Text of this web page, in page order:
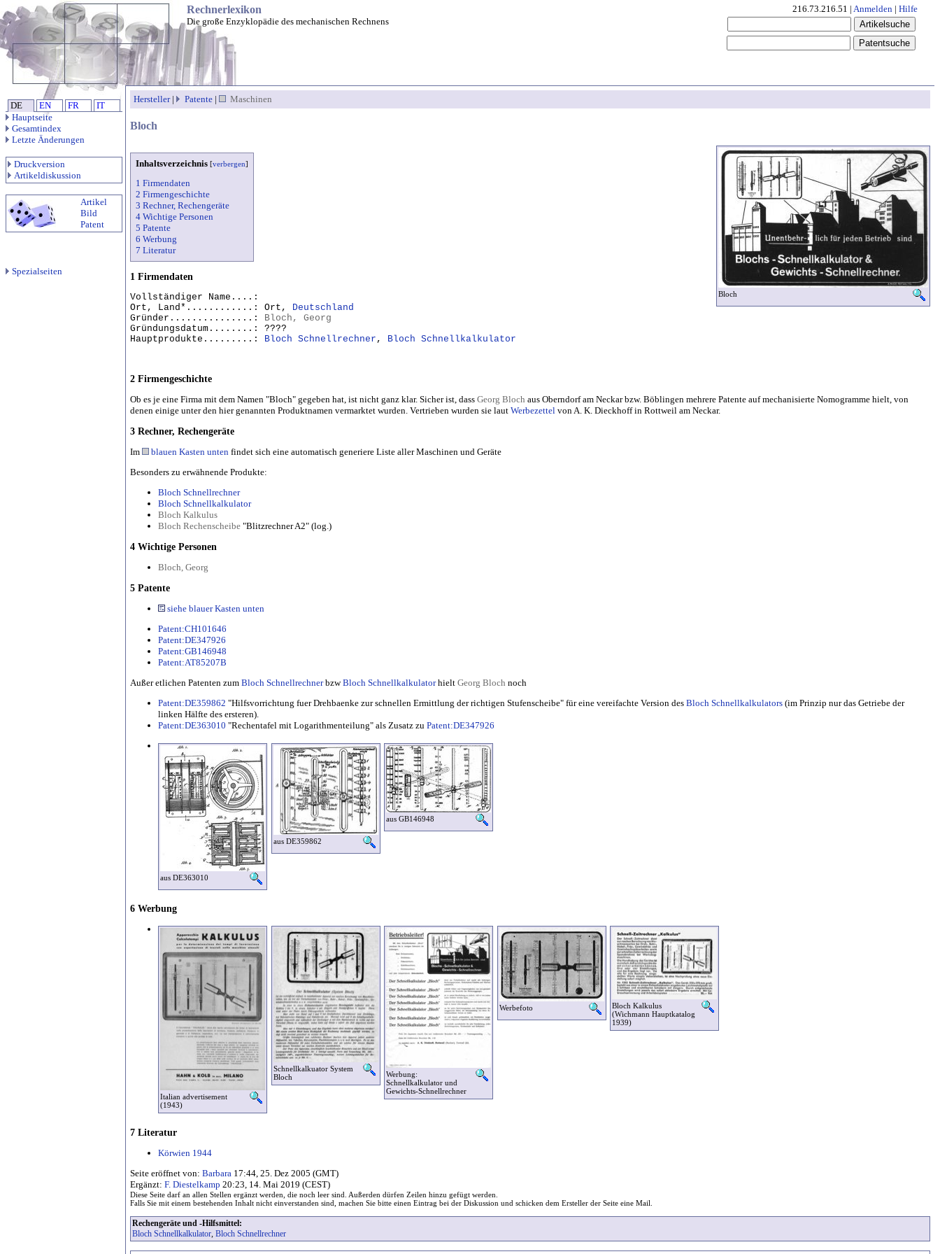
Rechnerlexikon
Die große Enzyklopädie des mechanischen Rechnens
216.73.216.51 | Anmelden | Hilfe
DE EN FR
IT
Hauptseite
Gesamtindex
Letzte Änderungen
Druckversion
Artikeldiskussion
Artikel
Bild
Patent
Spezialseiten
Hersteller| Patente | Maschinen
Bloch
Bloch
Inhaltsverzeichnis [verbergen]
1 Firmendaten
2 Firmengeschichte
3 Rechner, Rechengeräte
4 Wichtige Personen
5 Patente
6 Werbung
7 Literatur
1 Firmendaten
Vollständiger Name....:
Ort, Land*............: Ort,
Deutschland
Gründer...............:
Bloch, Georg
Gründungsdatum........: ????
Hauptprodukte.........:
Bloch Schnellrechner , Bloch Schnellkalkulator
2 Firmengeschichte
Ob es je eine Firma mit dem Namen "Bloch" gegeben hat, ist nicht ganz klar. Sicher ist, dass Georg Bloch aus Oberndorf am Neckar bzw. Böblingen mehrere Patente auf mechanisierte Nomogramme hielt, von
denen einige unter den hier genannten Produktnamen vermarktet wurden. Vertrieben wurden sie laut Werbezettel von A. K. Dieckhoff in Rottweil am Neckar.
3 Rechner, Rechengeräte
Im
blauen Kasten unten findet sich eine automatisch generiere Liste aller Maschinen und Geräte
Besonders zu erwähnende Produkte:
Bloch Schnellrechner
Bloch Schnellkalkulator
Bloch Kalkulus
Bloch Rechenscheibe "Blitzrechner A2" (log.)
4 Wichtige Personen
Bloch, Georg
5 Patente
siehe blauer Kasten unten
Patent:CH101646
Patent:DE347926
Patent:GB146948
Patent:AT85207B
Außer etlichen Patenten zum Bloch SchnellrechnerbzwBloch Schnellkalkulatorhielt Georg Bloch noch
Patent:DE359862 "Hilfsvorrichtung fuer Drehbaenke zur schnellen Ermittlung der richtigen Stufenscheibe" für eine vereifachte Version des Bloch Schnellkalkulators (im Prinzip nur das Getriebe der
linken Hälfte des ersteren).
Patent:DE363010 "Rechentafel mit Logarithmenteilung" als Zusatz zu Patent:DE347926
aus DE363010
aus DE359862
aus GB146948
6 Werbung
Italian advertisement
(1943)
Schnellkalkuator System
Bloch
Werbung:
Schnellkalkulator und
Gewichts-Schnellrechner
Werbefoto
Bloch Kalkulus
(Wichmann Hauptkatalog
1939)
7 Literatur
Körwien 1944
Seite eröffnet von: Barbara 17:44, 25. Dez 2005 (GMT)
Ergänzt: F. Diestelkamp 20:23, 14. Mai 2019 (CEST)
Diese Seite darf an allen Stellen ergänzt werden, die noch leer sind. Außerden dürfen Zeilen hinzu gefügt werden.
Falls Sie mit einem bestehenden Inhalt nicht einverstanden sind, machen Sie bitte einen Eintrag bei der Diskussion und schicken dem Ersteller der Seite eine Mail.
Rechengeräte und -Hilfsmittel:
Bloch Schnellkalkulator, Bloch Schnellrechner